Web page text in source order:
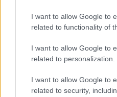
I want to allow Google to
related to functionality of
I want to allow Google to
related to personalization.
I want to allow Google to
related to security,
Forrás:mirror.co.uk,